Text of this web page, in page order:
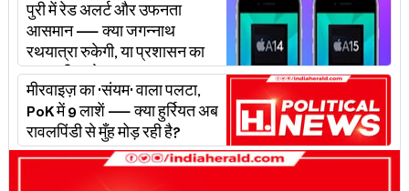
पुरी में रेड अलर्ट और उफनता
आसमान — क्या जगन्नाथ
रथयात्रा रुकेगी, या प्रशासन का
'प्लान बी' चलेगा?
मीरवाइज़ का 'संयम' वाला पलटा,
PoK में 9 लाशें — क्या हुर्रियत अब
रावलपिंडी से मुँह मोड़ रही है?